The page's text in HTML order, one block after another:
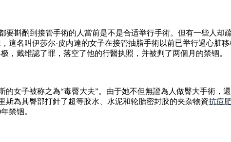
要斟酌到接管手術的人當前是不是合适举行手術。但有一些人却
這名叫伊莎尔·皮内達的女子在接管抽脂手術以前已举行過心脏
，戴维認了罪，落空了他的行醫执照，并被判了两個月的禁锢。
的女子被称之為“毒臀大夫”。由于她不但無證為人做臀大手術，
斯為其臀部打針了超等胶水、水泥和轮胎密封胶的夹杂物資抗痘
禁锢。